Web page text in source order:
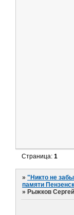
Страница:1
»"Никто не
памяти
» Рыжков